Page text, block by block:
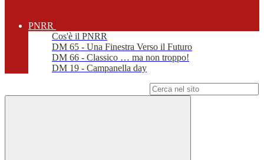
PNRR
Cos'è il PNRR
DM 65 - Una Finestra Verso il Futuro
DM 66 - Classico … ma non troppo!
DM 19 - Campanella day